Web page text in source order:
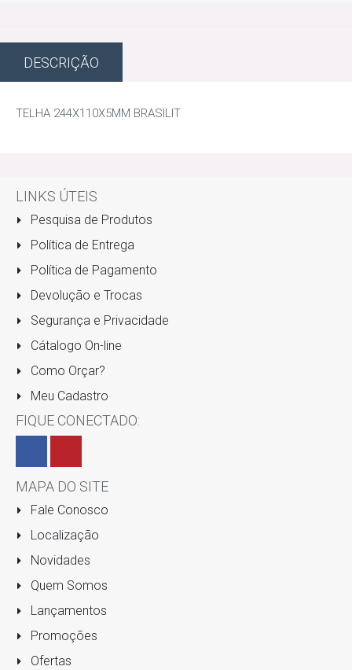
DESCRIÇÃO
TELHA 244X110X5MM BRASILIT
LINKS ÚTEIS
Pesquisa de Produtos
Política de Entrega
Política de Pagamento
Devolução e Trocas
Segurança e Privacidade
Cátalogo On-line
Como Orçar?
Meu Cadastro
FIQUE CONECTADO:
MAPA DO SITE
Fale Conosco
Localização
Novidades
Quem Somos
Lançamentos
Promoções
Ofertas